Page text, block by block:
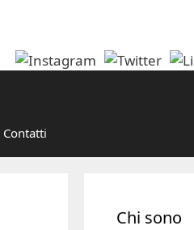
Contatti
Chi sono